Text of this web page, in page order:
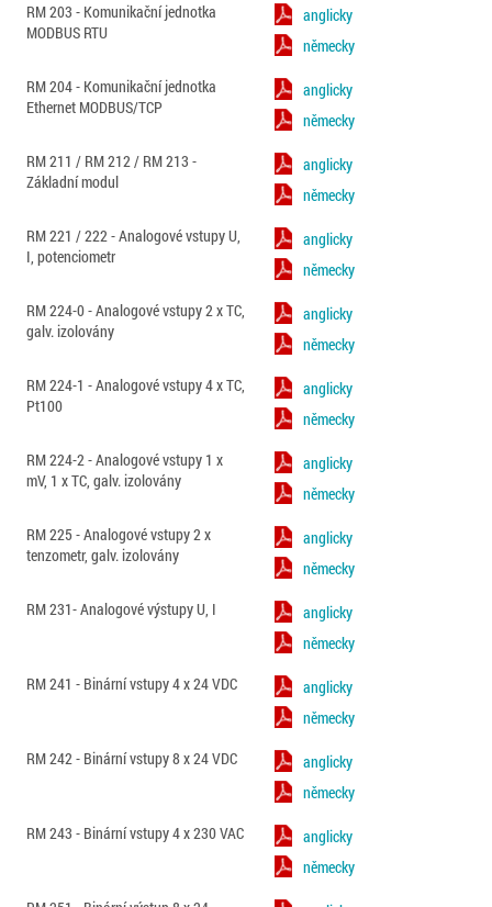
RM 203 - Komunikační jednotka
MODBUS RTU
anglicky
německy
RM 204 - Komunikační jednotka
Ethernet MODBUS/TCP
anglicky
německy
RM 211 / RM 212 / RM 213 -
Základní modul
anglicky
německy
RM 221 / 222 - Analogové vstupy U,
I, potenciometr
anglicky
německy
RM 224-0 - Analogové vstupy 2 x TC,
galv. izolovány
anglicky
německy
RM 224-1 - Analogové vstupy 4 x TC,
Pt100
anglicky
německy
RM 224-2 - Analogové vstupy 1 x
mV, 1 x TC, galv. izolovány
anglicky
německy
RM 225 - Analogové vstupy 2 x
tenzometr, galv. izolovány
anglicky
německy
RM 231- Analogové výstupy U, I
anglicky
německy
RM 241 - Binární vstupy 4 x 24 VDC
anglicky
německy
RM 242 - Binární vstupy 8 x 24 VDC
anglicky
německy
RM 243 - Binární vstupy 4 x 230 VAC
anglicky
německy